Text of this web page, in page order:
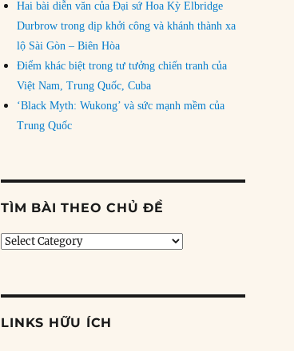
Hai bài diễn văn của Đại sứ Hoa Kỳ Elbridge
Durbrow trong dịp khởi công và khánh thành xa
lộ Sài Gòn – Biên Hòa
Điểm khác biệt trong tư tưởng chiến tranh của
Việt Nam, Trung Quốc, Cuba
‘Black Myth: Wukong’ và sức mạnh mềm của
Trung Quốc
TÌM BÀI THEO CHỦ ĐỀ
Tìm
LINKS HỮU ÍCH